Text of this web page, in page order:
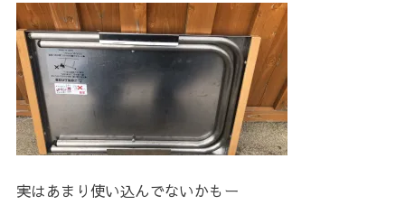
実はあまり使い込んでないかもー